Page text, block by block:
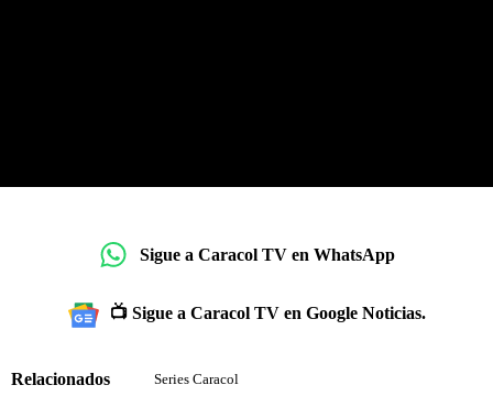
Sigue a Caracol TV en WhatsApp
📺 Sigue a Caracol TV en Google Noticias.
Relacionados Series Caracol